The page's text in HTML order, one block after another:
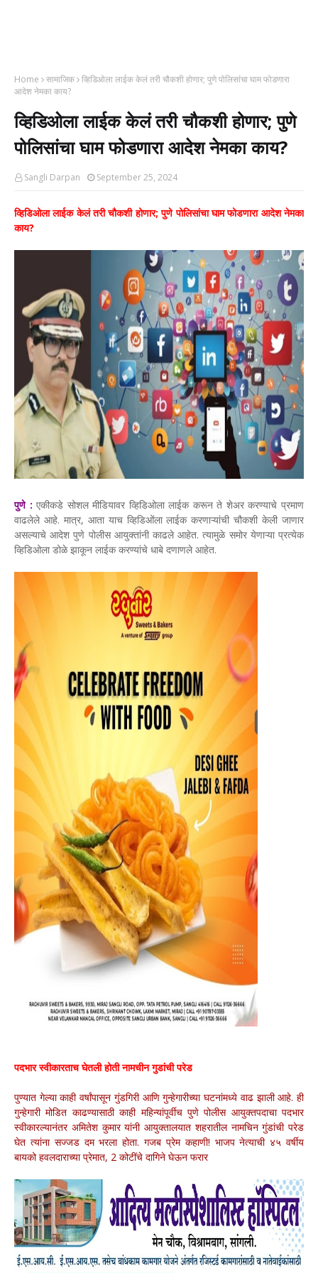
Home सामाजिक व्हिडिओला लाईक केलं तरी चौकशी होणार; पुणे पोलिसांचा घाम फोडणारा
आदेश नेमका काय?
व्हिडिओला लाईक केलं तरी चौकशी होणार; पुणे
पोलिसांचा घाम फोडणारा आदेश नेमका काय?
Sangli Darpan September 25, 2024
व्हिडिओला लाईक केलं तरी चौकशी होणार; पुणे पोलिसांचा घाम फोडणारा आदेश नेमका
काय?
पुणे : एकीकडे सोशल मीडियावर व्हिडिओला लाईक करून ते शेअर करण्याचे प्रमाण
वाढलेले आहे. मात्र, आता याच व्हिडिओंला लाईक करणाऱ्यांची चौकशी केली जाणार
असल्याचे आदेश पुणे पोलीस आयुक्तांनी काढले आहेत. त्यामुळे समोर येणाऱ्या प्रत्येक
व्हिडिओला डोळे झाकून लाईक करण्यांचे धाबे दणाणले आहेत.
पदभार स्वीकारताच घेतली होती नामचीन गुडांची परेड
पुण्यात गेल्या काही वर्षांपासून गुंडगिरी आणि गुन्हेगारीच्या घटनांमध्ये वाढ झाली आहे. ही
गुन्हेगारी मोडित काढण्यासाठी काही महिन्यांपूर्वीच पुणे पोलीस आयुक्तपदाचा पदभार
स्वीकारल्यानंतर अमितेश कुमार यांनी आयुक्तालयात शहरातील नामचिन गुंडांची परेड
घेत त्यांना सज्जड दम भरला होता. गजब प्रेम कहाणी! भाजप नेत्याची ४५ वर्षीय
बायको हवलदाराच्या प्रेमात, 2 कोटींचे दागिने घेऊन फरार